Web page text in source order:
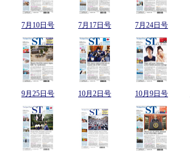
7月10日号 7月17日号 7月24日号
9月25日号 10月2日号 10月9日号